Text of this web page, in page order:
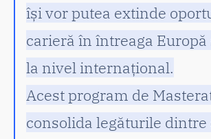
își vor putea extinde
carieră în întreaga Europă
la nivel internațional.
Acest program de
consolida legăturile dintre